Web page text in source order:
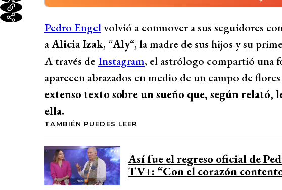
Pedro Engel conmovió a sus seguidores con una
primer gran amor, Alicia Izak, a través de un sueño en
sanaron antiguas heridas. El astrólogo describió la
significativa, destacando la importancia de los sueños
emocionales. Engel agradeció la visita onírica y
vínculos verdaderos. Este no es el primer homenaje
el amor entre ambos nunca desapareció tras su
cargo de sus cuatro hijos y enfrentando una profunda
Desarrollado por Bío Bío
Pedro Engelvolvió a conmover a sus seguidores
aAlicia Izak, “Aly“, la madre de sus hijos y su
A través de Instagram, el astrólogo compartió una
aparecen abrazados en medio de un campo de
extenso texto sobre un sueño que, según
ella.
TAMBIÉN PUEDES LEER
Así fue el regreso oficial de
TV+: “Con el corazón